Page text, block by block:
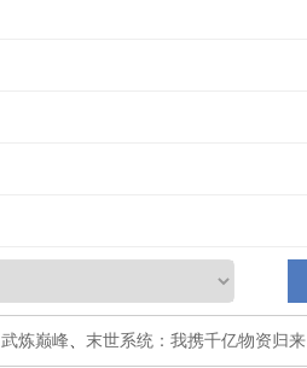
武炼巅峰 末世系统：我携千亿物资归来